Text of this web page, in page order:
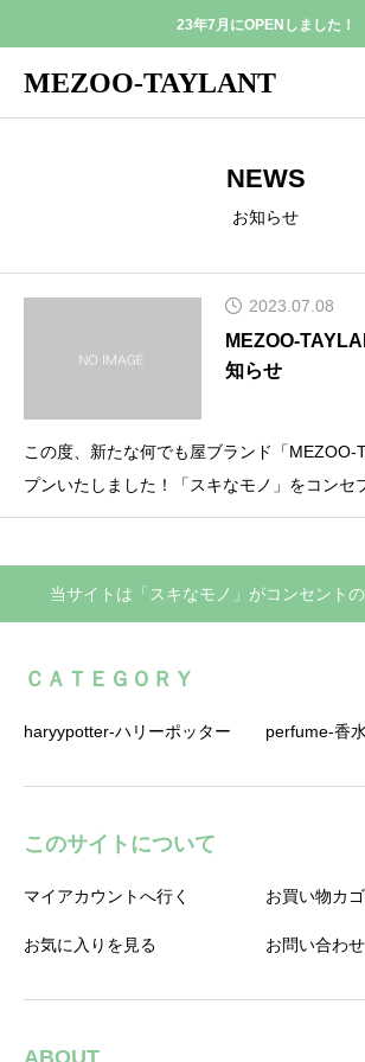
23年7月にOPENしました！
MEZOO-TAYLANT
NEWS
お知らせ
2023.07.08
MEZOO-
知らせ
この度、新たな何でも屋ブランド「MEZOO-
プンいたしました！「スキなモノ」をコンセ
くなる様々なアイテムを販売していきます。
はお問い合わせよりお気軽にお申し付けく
当サイトは「スキなモノ」がコンセントの
ＣＡＴＥＧＯＲＹ
haryypotter-ハリーポッター perfume-香
このサイトについて
マイアカウントへ行く お買い物カ
お気に入りを見る お問い合わせ